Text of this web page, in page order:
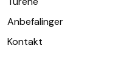
Anbefalinger
Kontakt